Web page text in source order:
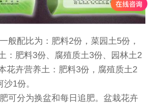
配比为：肥料2份，菜园土5份，
：肥料3份、腐殖质土3份、园林土2
花卉营养土：肥料3份，腐殖质土2
1份。
分为换盆和每日追肥。盆栽花卉